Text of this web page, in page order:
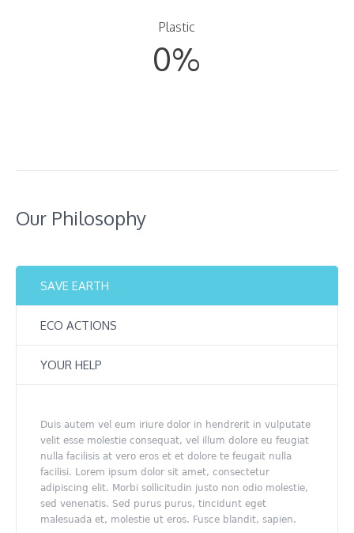
Plastic
0%
Our Philosophy
SAVE EARTH
ECO ACTIONS
YOUR HELP
Duis autem vel eum iriure dolor in hendrerit in vulputate
velit esse molestie consequat, vel illum dolore eu feugiat
nulla facilisis at vero eros et et dolore te feugait nulla
facilisi. Lorem ipsum dolor sit amet, consectetur
adipiscing elit. Morbi sollicitudin justo non odio molestie,
sed venenatis. Sed purus purus, tincidunt eget
malesuada et, molestie ut eros. Fusce blandit, sapien.